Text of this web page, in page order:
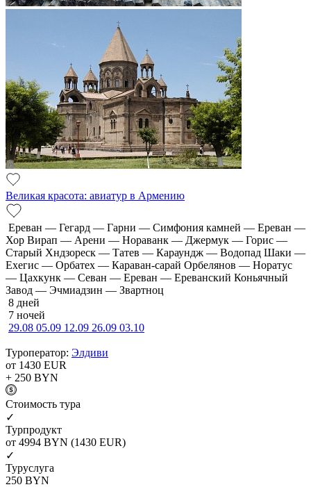
Великая красота: авиатур в Армению
Ереван — Гегард — Гарни — Симфония камней — Ереван —
Хор Вирап — Арени — Нораванк — Джермук — Горис —
Старый Хндзореск — Татев — Караундж — Водопад Шаки —
Ехегис — Орбатех — Караван-сарай Орбелянов — Норатус
— Цахкунк — Севан — Ереван — Ереванский Коньячный
Завод — Эчмиадзин — Звартноц
8 дней
7 ночей
29.08 05.09 12.09 26.09 03.10
Туроператор: Элдиви
от 1430 EUR
+ 250 BYN
Cтоимость тура
✓
Турпродукт
от 4994 BYN (1430 EUR)
✓
Туруслуга
250 BYN